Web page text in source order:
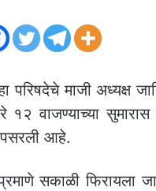
परिषदेचे माजी अध्यक्ष
१२ वाजण्याच्या
पसरली आहे.
सकाळी फिरायला